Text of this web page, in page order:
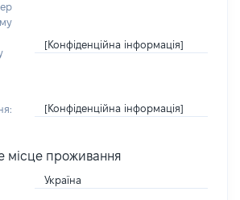
[Конфіденційна інформація]
[Конфіденційна інформація]
місце проживання
Україна